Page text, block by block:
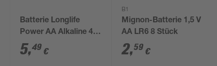
Batterie Longlife
Power AA Alkaline 4
Stück
5,49 €
B1
Mignon-Batterie 1,5 V
AA LR6 8 Stück
2,59 €